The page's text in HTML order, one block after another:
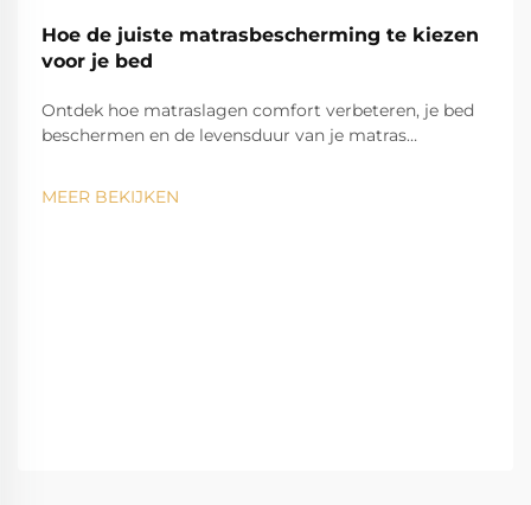
Hoe de juiste matrasbescherming te kiezen
voor je bed
Ontdek hoe matraslagen comfort verbeteren, je bed
beschermen en de levensduur van je matras
perfecte pasvorm.
MEER BEKIJKEN